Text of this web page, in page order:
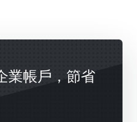
業帳戶，節省